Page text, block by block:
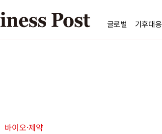
글로벌 기후대응
바이오·제약